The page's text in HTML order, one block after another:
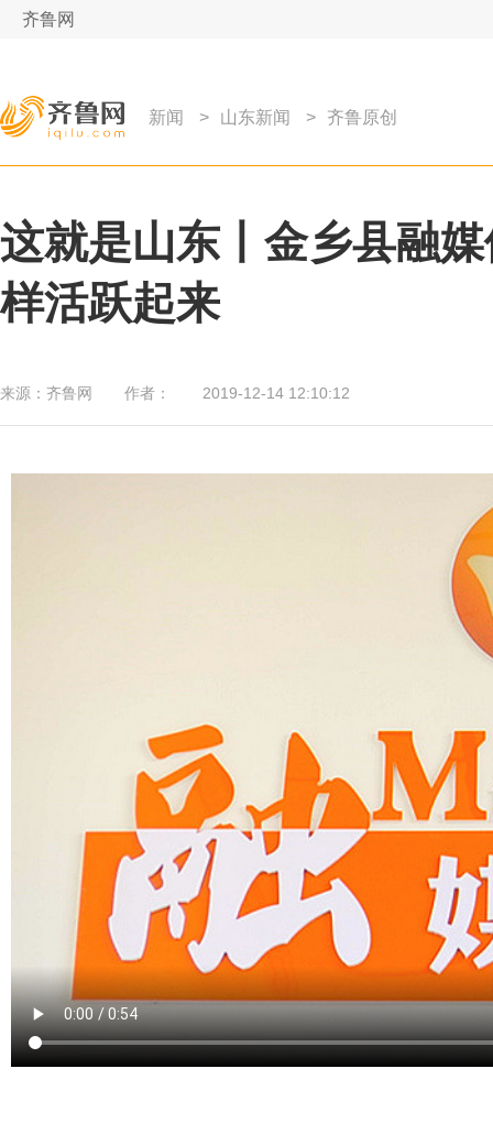
齐鲁网
新闻 > 山东新闻 > 齐鲁原创
这就是山东丨金乡县融
样活跃起来
来源： 齐鲁网 作者： 2019-12-14 12:10:12